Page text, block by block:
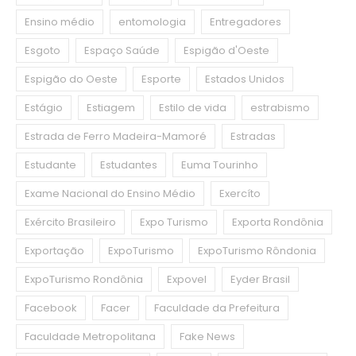
Ensino médio
entomologia
Entregadores
Esgoto
Espaço Saúde
Espigão d'Oeste
Espigão do Oeste
Esporte
Estados Unidos
Estágio
Estiagem Estilo de vida
estrabismo
Estrada de Ferro Madeira-Mamoré
Estradas
Estudante
Estudantes
Euma Tourinho
Exame Nacional do Ensino Médio
Exercíto
Exército Brasileiro
Expo Turismo
Exporta Rondônia
Exportação
ExpoTurismo
ExpoTurismo Rôndonia
ExpoTurismo Rondônia
Expovel
Eyder Brasil
Facebook
Facer
Faculdade da Prefeitura
Faculdade Metropolitana
Fake News